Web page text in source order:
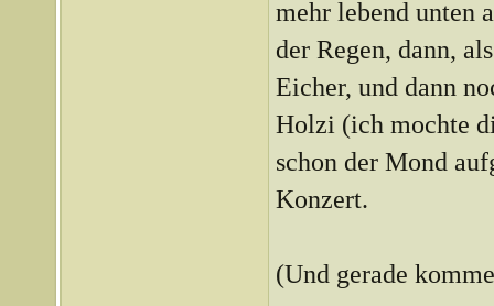
mehr lebend unten
der Regen, dann,
Eicher, und dann
Holzi (ich mochte
schon der Mond
Konzert.
(Und gerade